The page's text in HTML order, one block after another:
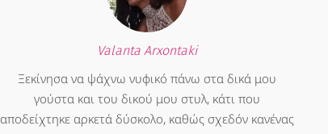
Valanta Arxontaki
Ξεκίνησα να ψάχνω νυφικό πάνω στα δικά μου
γούστα και του δικού μου στυλ, κάτι που
αποδείχτηκε αρκετά δύσκολο, καθώς σχεδόν κανένας